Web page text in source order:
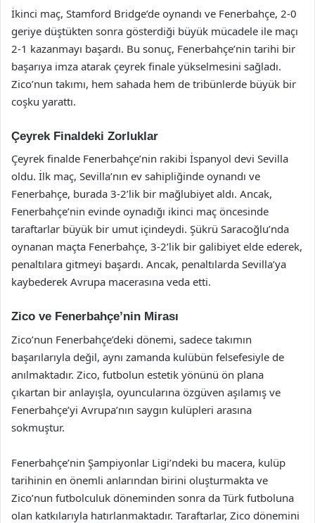
İkinci maç, Stamford Bridge’de oynandı ve Fenerbahçe, 2-0
geriye düştükten sonra gösterdiği büyük mücadele ile maçı
2-1 kazanmayı başardı. Bu sonuç, Fenerbahçe’nin tarihi bir
başarıya imza atarak çeyrek finale yükselmesini sağladı.
Zico’nun takımı, hem sahada hem de tribünlerde büyük bir
coşku yarattı.
Çeyrek Finaldeki Zorluklar
Çeyrek finalde Fenerbahçe’nin rakibi İspanyol devi Sevilla
oldu. İlk maç, Sevilla’nın ev sahipliğinde oynandı ve
Fenerbahçe, burada 3-2’lik bir mağlubiyet aldı. Ancak,
Fenerbahçe’nin evinde oynadığı ikinci maç öncesinde
taraftarlar büyük bir umut içindeydi. Şükrü Saracoğlu’nda
oynanan maçta Fenerbahçe, 3-2’lik bir galibiyet elde ederek,
penaltılara gitmeyi başardı. Ancak, penaltılarda Sevilla’ya
kaybederek Avrupa macerasına veda etti.
Zico ve Fenerbahçe’nin Mirası
Zico’nun Fenerbahçe’deki dönemi, sadece takımın
başarılarıyla değil, aynı zamanda kulübün felsefesiyle de
anılmaktadır. Zico, futbolun estetik yönünü ön plana
çıkartan bir anlayışla, oyuncularına özgüven aşılamış ve
Fenerbahçe’yi Avrupa’nın saygın kulüpleri arasına
sokmuştur.
Fenerbahçe’nin Şampiyonlar Ligi’ndeki bu macera, kulüp
tarihinin en önemli anlarından birini oluşturmakta ve
Zico’nun futbolculuk döneminden sonra da Türk futboluna
olan katkılarıyla hatırlanmaktadır. Taraftarlar, Zico dönemini